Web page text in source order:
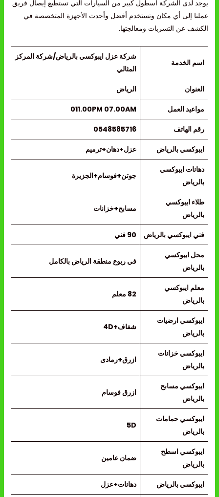
يوجد لدى الشركة أسطول كبير من السيارات التي تستطيع إيصال فريق
عملنا إلى أي مكان وتستخدم أفضل وأحدث الأجهزة المتخصصة في
الكشف عن التسربات ومعالجتها.
اسم الخدمة
شركة عزل ايبوكسي بالرياض/شركة المركز
المثالي
العنوان الرياض
مواعيد العمل 011.00PM 07.00AM
رقم الهاتف 0548585716
ايبوكسي بالرياض عزل+دهان+ترميم
دهانات ايبوكسي
بالرياض
جوتن+فوسام+الجزيرة
طلاء ايبوكسي
بالرياض
مسابح+خزانات
فني ايبوكسي بالرياض 90 فني
محل ايبوكسي
بالرياض
في ربوع منطقة الرياض بالكامل
معلم ايبوكسي
بالرياض
82 معلم
ايبوكسي ارضيات
بالرياض
شفاف+4D
ايبوكسي خزانات
بالرياض
ازرق+رمادى
ايبوكسي مسابح
بالرياض
ازرق فوسام
ايبوكسي حمامات
بالرياض
5D
ايبوكسي اسطح
بالرياض
ضمان عامين
ايبوكسي بالرياض دهانات+عزل